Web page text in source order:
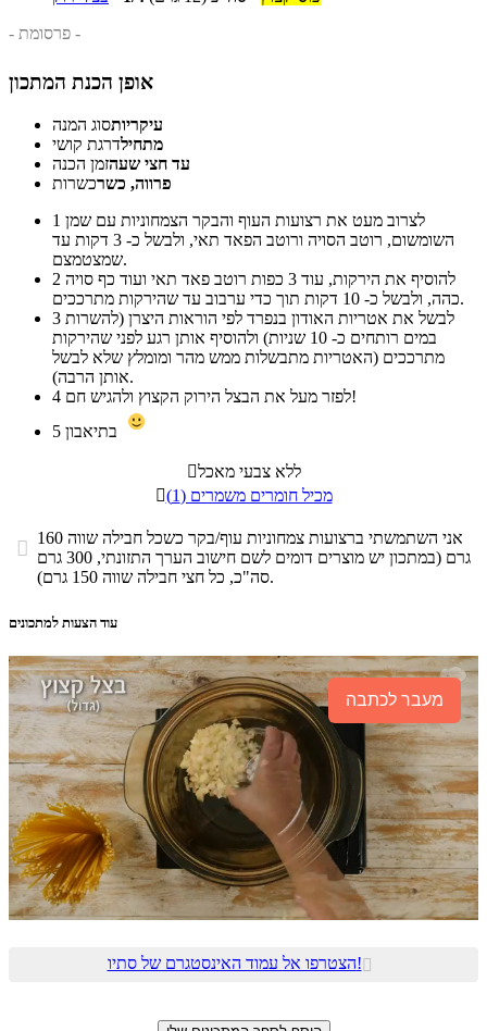
- פרסומת -
אופן הכנת המתכון
עיקריותסוג המנה
מתחילדרגת קושי
עד חצי שעהזמן הכנה
פרווה, כשרכשרות
1
השומשום, רוטב הסויה ורוטב הפאד תאי, ולבשל כ- 3 דקות עד
שמצטמצם.
2
כהה, ולבשל כ- 10 דקות תוך כדי ערבוב עד שהירקות מתרככים.
3
במים רותחים כ- 10 שניות) ולהוסיף אותן רגע לפני שהירקות
מתרככים (האטריות מתבשלות ממש מהר ומומלץ שלא לבשל
אותן הרבה).
4
לפזר מעל את הבצל הירוק הקצוץ ולהגיש חם!
5
ללא צבעי מאכל

מכיל חומרים משמרים (1)
 אני השתמשתי ברצועות צמחוניות עוף/בקר כשכל חבילה שווה 160
גרם (במתכון יש מוצרים דומים לשם חישוב הערך התזונתי, 300 גרם
סה"כ, כל חצי חבילה שווה 150 גרם).
עוד הצעות למתכונים
מעבר לכתבה
הצטרפו אל עמוד האינסטגרם של סתיו!